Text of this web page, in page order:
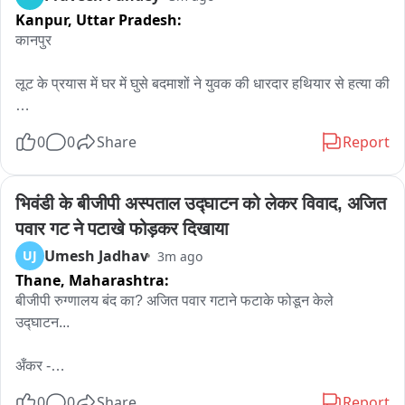
Kanpur, Uttar Pradesh:
कानपुर
लूट के प्रयास में घर में घुसे बदमाशों ने युवक की धारदार हथियार से हत्या की
दोनों घायलों को हैलट अस्पताल में कराया गया भर्ती
वारदात के बाद मृतक की बाइक लेकर फरार हुए बदमाश
घटना की सूचना पर पुलिस  मौके पहुँची
0 0 Share Report
भिवंडी के बीजीपी अस्पताल उद्घाटन को लेकर विवाद, अजित
पवार गट ने पटाखे फोड़कर दिखाया
UJ Umesh Jadhav 3m ago
Thane, Maharashtra:
बीजीपी रुग्णालय बंद का? अजित पवार गटाने फटाके फोडून केले
उद्घाटन...
अँकर -